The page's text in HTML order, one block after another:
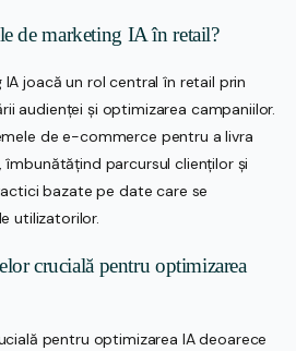
de marketing IA în retail?
joacă un rol central în retail prin
audienței și optimizarea campaniilor.
de e-commerce pentru a livra
parcursul clienților și
bazate pe date care se
utilizatorilor.
crucială pentru optimizarea
pentru optimizarea IA deoarece